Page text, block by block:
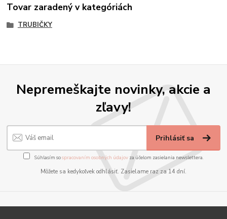
Tovar zaradený v kategóriách
TRUBIČKY
Nepremeškajte novinky, akcie a
zľavy!
Prihlásiť sa
Súhlasím sospracovaním osobných údajov za účelom zasielania newslettera.
Môžete sa kedykoľvek odhlásiť. Zasielame raz za 14 dní.